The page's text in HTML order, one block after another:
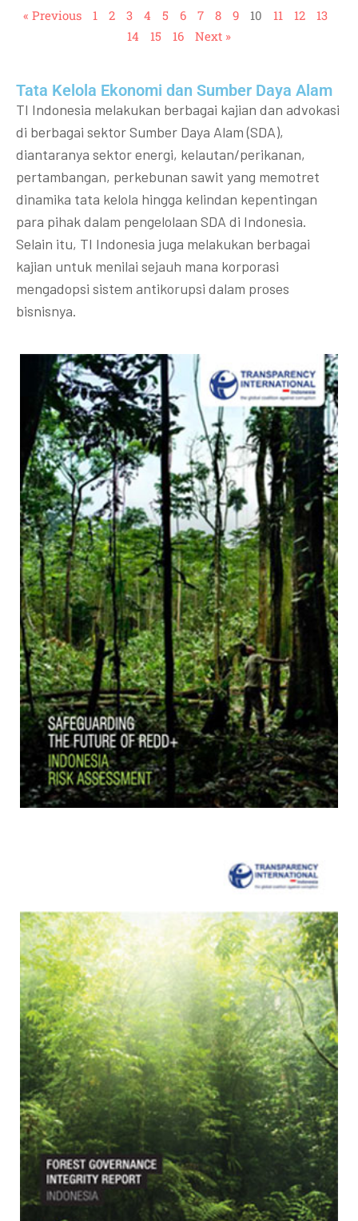
« Previous 1 2 3 4 5 6 7 8 9 10 11 12
13
14
15 16 Next »
Tata Kelola Ekonomi dan Sumber Daya Alam
TI Indonesia melakukan berbagai kajian dan advokasi
di berbagai sektor Sumber Daya Alam (SDA),
diantaranya sektor energi, kelautan/perikanan,
pertambangan, perkebunan sawit yang memotret
dinamika tata kelola hingga kelindan kepentingan
para pihak dalam pengelolaan SDA di Indonesia.
Selain itu, TI Indonesia juga melakukan berbagai
kajian untuk menilai sejauh mana korporasi
mengadopsi sistem antikorupsi dalam proses
bisnisnya.